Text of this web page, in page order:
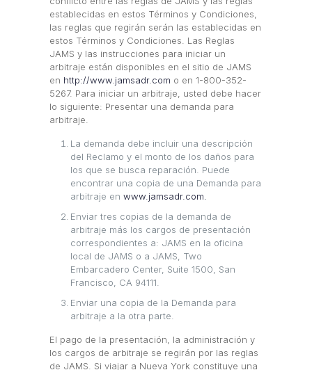
establecidas en estos Términos y Condiciones,
las reglas que regirán serán las establecidas en
estos Términos y Condiciones. Las Reglas
JAMS y las instrucciones para iniciar un
arbitraje están disponibles en el sitio de JAMS
en http://www.jamsadr.com o en 1-800-352-
5267. Para iniciar un arbitraje, usted debe hacer
lo siguiente: Presentar una demanda para
arbitraje.
La demanda debe incluir una descripción
del Reclamo y el monto de los daños para
los que se busca reparación. Puede
encontrar una copia de una Demanda para
arbitraje enwww.jamsadr.com.
Enviar tres copias de la demanda de
arbitraje más los cargos de presentación
correspondientes a: JAMS en la oficina
local de JAMS o a JAMS, Two
Embarcadero Center, Suite 1500, San
Francisco, CA 94111.
Enviar una copia de la Demanda para
arbitraje a la otra parte.
El pago de la presentación, la administración y
los cargos de arbitraje se regirán por las reglas
de JAMS. Si viajar a Nueva York constituye una